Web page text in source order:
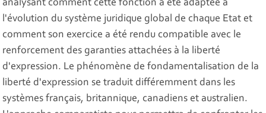
analysant comment cette fonction a été adaptée à
l'évolution du système juridique global de chaque Etat et
comment son exercice a été rendu compatible avec le
renforcement des garanties attachées à la liberté
d'expression. Le phénomène de fondamentalisation de la
liberté d'expression se traduit différemment dans les
systèmes français, britannique, canadiens et australien.